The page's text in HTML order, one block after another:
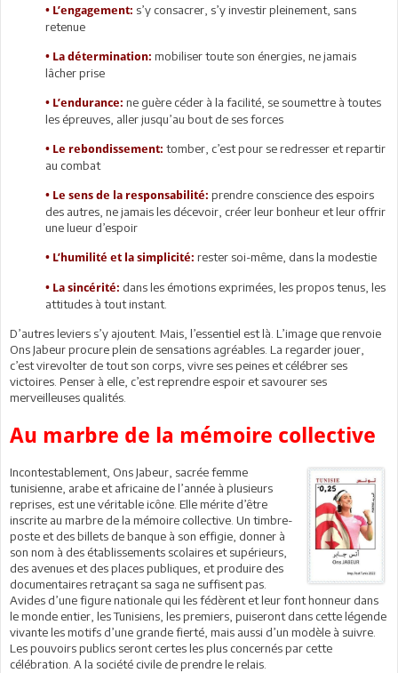
• L’engagement: s’y consacrer, s’y investir pleinement, sans
retenue
• La détermination: mobiliser toute son énergies, ne jamais
lâcher prise
• L’endurance: ne guère céder à la facilité, se soumettre à toutes
les épreuves, aller jusqu’au bout de ses forces
• Le rebondissement: tomber, c’est pour se redresser et repartir
au combat
• Le sens de la responsabilité: prendre conscience des espoirs
des autres, ne jamais les décevoir, créer leur bonheur et leur offrir
une lueur d’espoir
• L’humilité et la simplicité: rester soi-même, dans la modestie
• La sincérité: dans les émotions exprimées, les propos tenus, les
attitudes à tout instant.
D’autres leviers s’y ajoutent. Mais, l’essentiel est là. L’image que renvoie
Ons Jabeur procure plein de sensations agréables. La regarder jouer,
c’est virevolter de tout son corps, vivre ses peines et célébrer ses
victoires. Penser à elle, c’est reprendre espoir et savourer ses
merveilleuses qualités.
Au marbre de la mémoire collective
Incontestablement, Ons Jabeur, sacrée femme
tunisienne, arabe et africaine de l’année à plusieurs
reprises, est une véritable icône. Elle mérite d’être
inscrite au marbre de la mémoire collective. Un timbre-
poste et des billets de banque à son effigie, donner à
son nom à des établissements scolaires et supérieurs,
des avenues et des places publiques, et produire des
documentaires retraçant sa saga ne suffisent pas.
Avides d’une figure nationale qui les fédèrent et leur font honneur dans
le monde entier, les Tunisiens, les premiers, puiseront dans cette légende
vivante les motifs d’une grande fierté, mais aussi d’un modèle à suivre.
Les pouvoirs publics seront certes les plus concernés par cette
célébration. A la société civile de prendre le relais.